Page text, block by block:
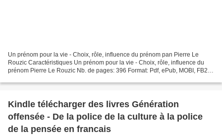
Un prénom pour la vie - Choix, rôle, influence du prénom pan Pierre Le
Rouzic Caractéristiques Un prénom pour la vie - Choix, rôle, influence du
prénom Pierre Le Rouzic Nb. de pages: 396 Format: Pdf, ePub, MOBI, FB2
Kindle télécharger des livres Génération
offensée - De la police de la culture à la police
de la pensée en francais